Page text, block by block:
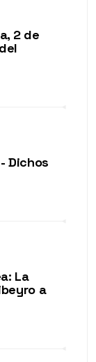
2 de
Dichos
La
a